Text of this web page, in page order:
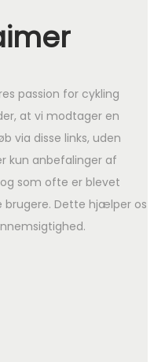
passion for cykling
at vi modtager en
via disse links, uden
kun anbefalinger af
som ofte er blevet
brugere. Dette hjælper os